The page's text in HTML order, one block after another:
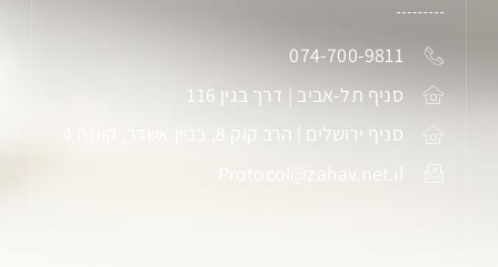
074-700-9811
סניף תל-אביב | דרך בגין 116
סניף ירושלים | הרב קוק 8, בניין אשדר, קומה 4
Protocol@zahav.net.il